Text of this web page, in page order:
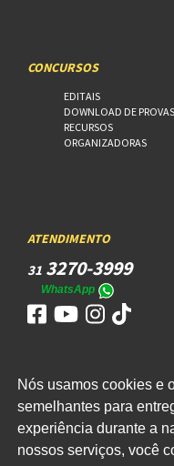
Nós usamos cookies e
semelhantes para
experiência durante a
nossos serviços, você
CONCURSOS
EDITAIS
DOWNLOAD DE PROVAS
RECURSOS
ORGANIZADORAS
ATENDIMENTO
31 3270-3999
WhatsApp
ACESSO
WEBMAIL